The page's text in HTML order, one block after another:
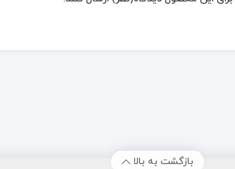
بازگشت به بالا